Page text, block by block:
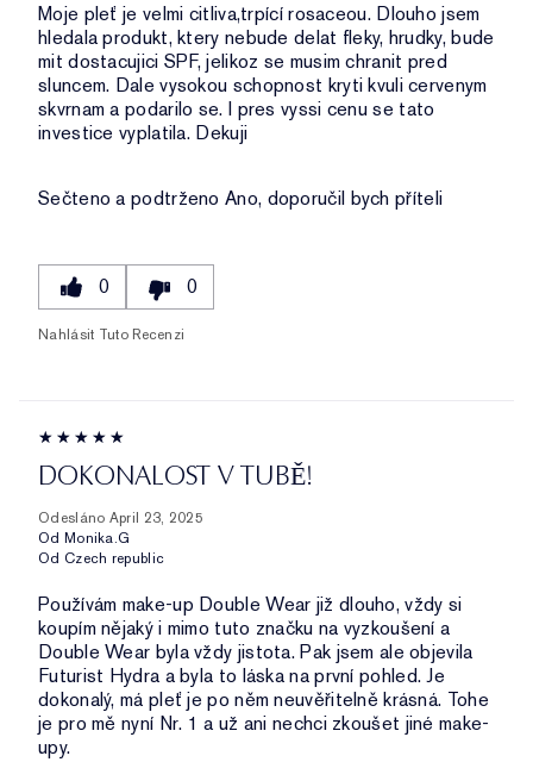
Moje pleť je velmi citliva,trpící rosaceou. Dlouho jsem
hledala produkt, ktery nebude delat fleky, hrudky, bude
mit dostacujici SPF, jelikoz se musim chranit pred
sluncem. Dale vysokou schopnost kryti kvuli cervenym
skvrnam a podarilo se. I pres vyssi cenu se tato
investice vyplatila. Dekuji
Sečteno a podtrženo Ano, doporučil bych příteli
0 0
Nahlásit Tuto Recenzi
DOKONALOST V TUBĚ!
Odesláno April 23, 2025
Od Monika.G
Od Czech republic
Používám make-up Double Wear již dlouho, vždy si
koupím nějaký i mimo tuto značku na vyzkoušení a
Double Wear byla vždy jistota. Pak jsem ale objevila
Futurist Hydra a byla to láska na první pohled. Je
dokonalý, má pleť je po něm neuvěřitelně krásná. Tohe
je pro mě nyní Nr. 1 a už ani nechci zkoušet jiné make-
upy.